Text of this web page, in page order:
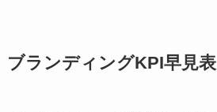
ブランディングKPI早見表